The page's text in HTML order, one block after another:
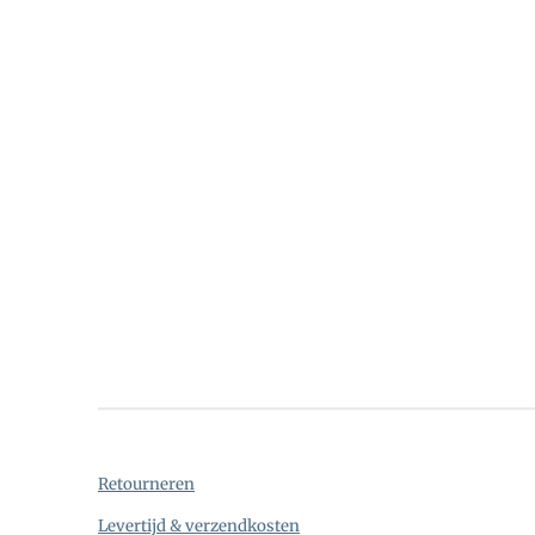
Retourneren
Levertijd & verzendkosten